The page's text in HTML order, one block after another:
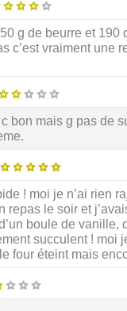
g de beurre et 190
c’est vraiment une
bon mais g pas de
! moi je n’ai rien
repas le soir et
boule de vanille,
succulent ! moi
four éteint mais